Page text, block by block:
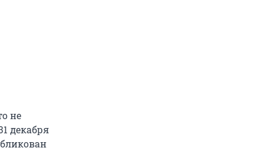
не
декабря